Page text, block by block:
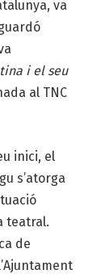
va
i el seu
al TNC
inici, el
s’atorga
teatral.
de